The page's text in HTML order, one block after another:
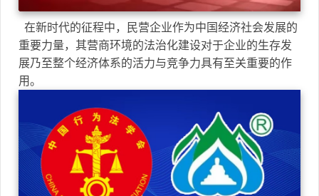
在新时代的征程中，民营企业作为中国经济社会发展的
重要力量，其营商环境的法治化建设对于企业的生存发
展乃至整个经济体系的活力与竞争力具有至关重要的作
用。